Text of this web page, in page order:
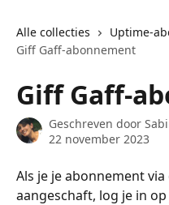
Alle collecties
Uptime-
Giff Gaff-abonnement
Giff Gaff-
Geschreven door
22 november 2023
Als je je abonnement
aangeschaft, log je in